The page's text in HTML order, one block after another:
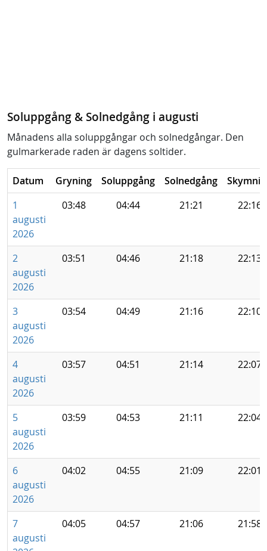
Soluppgång & Solnedgång i augusti
Månadens alla soluppgångar och solnedgångar. Den
gulmarkerade raden är dagens soltider.
Datum Gryning Soluppgång Solnedgång
1
augusti
2026
03:48 04:44 21:21 22:16
2
augusti
2026
03:51 04:46 21:18 22:13
3
augusti
2026
03:54 04:49 21:16 22:10
4
augusti
2026
03:57 04:51 21:14 22:07
5
augusti
2026
03:59 04:53 21:11 22:04
6
augusti
2026
04:02 04:55 21:09 22:01
7
augusti
04:05 04:57 21:06 21:58